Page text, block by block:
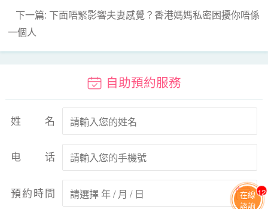
下一篇: 下面唔緊影響夫妻感覺？香港媽媽私密困擾你唔係
一個人
自助預約服務
姓名
电话
預約時間
在線
諮詢
11